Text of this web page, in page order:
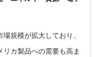
規模が拡大しており、
カ製品への需要も高ま